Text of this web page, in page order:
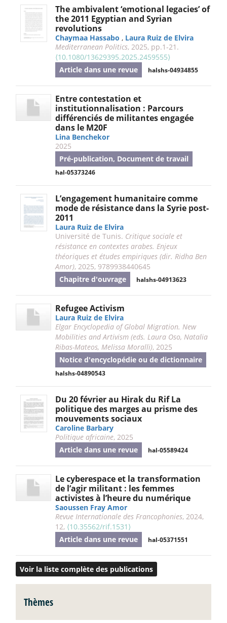
The ambivalent ‘emotional legacies’ of
the 2011 Egyptian and Syrian
revolutions
Chaymaa Hassabo , Laura Ruiz de Elvira
Mediterranean Politics, 2025, pp.1-21.
⟨10.1080/13629395.2025.2459555⟩
Article dans une revue
halshs-04934855
Entre contestation et
institutionnalisation : Parcours
différenciés de militantes engagée
dans le M20F
Lina Benchekor
2025
Pré-publication, Document de travail
hal-05373246
L’engagement humanitaire comme
mode de résistance dans la Syrie post-
2011
Laura Ruiz de Elvira
Université de Tunis. Critique sociale et
résistance en contextes arabes. Enjeux
théoriques et études empiriques (dir. Ridha Ben
Amor), 2025, 9789938440645
Chapitre d'ouvrage
halshs-04913623
Refugee Activism
Laura Ruiz de Elvira
Elgar Encyclopedia of Global Migration. New
Mobilities and Artivism (eds. Laura Oso, Natalia
Ribas-Mateos, Melissa Moralli), 2025
Notice d'encyclopédie ou de dictionnaire
halshs-04890543
Du 20 février au Hirak du Rif La
politique des marges au prisme des
mouvements sociaux
Caroline Barbary
Politique africaine, 2025
Article dans une revue
hal-05589424
Le cyberespace et la transformation
de l’agir militant : les femmes
activistes à l’heure du numérique
Saoussen Fray Amor
Revue Internationale des Francophonies, 2024,
12, ⟨10.35562/rif.1531⟩
Article dans une revue
hal-05371551
Voir la liste complète des publications
Thèmes